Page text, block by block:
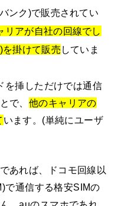
ンク)で販売されてい
リアが自社の回線でし
掛けて販売 していま
を挿しただけでは通信
で、 他のキャリアの
います。(単純にユーザ
あれば、ドコモ回線以
で通信する格安SIMの